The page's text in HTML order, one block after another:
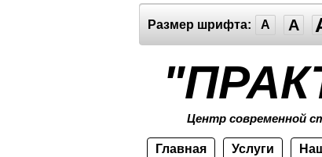
Размер шрифта: A A
Центр современной
Главная Услуги